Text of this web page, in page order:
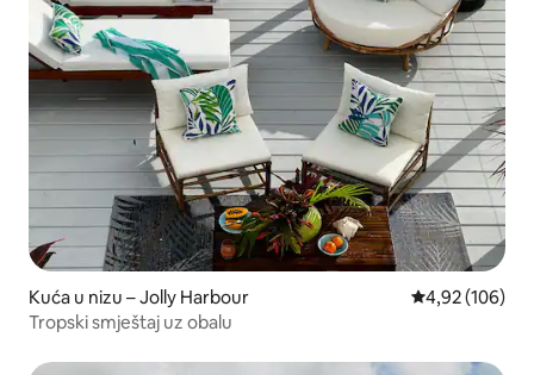
Kuća u nizu – Jolly Harbour Prosječna
4,92 (106)
Tropski smještaj uz obalu